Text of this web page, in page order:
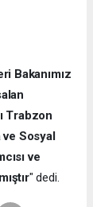
Bakanımız
Trabzon
Sosyal
ve
" dedi.